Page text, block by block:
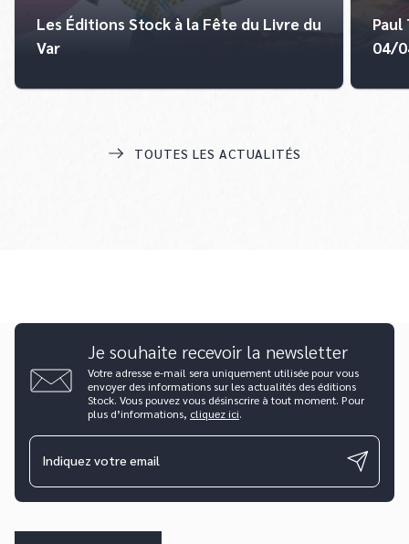
Les Éditions Stock à la Fête du Livre du
Var
04/
TOUTES LES ACTUALITÉS
Je souhaite recevoir la newsletter
Votre adresse e-mail sera uniquement utilisée pour vous
envoyer des informations sur les actualités des éditions
Stock. Vous pouvez vous désinscrire à tout moment. Pour
plus d’informations, cliquez ici.
Indiquez votre email